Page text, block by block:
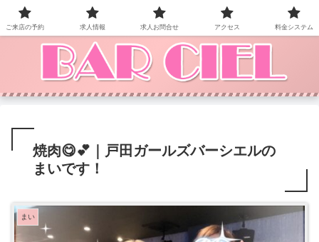
BAR CIEL！ご来店お待ちしています。
焼肉😋💕｜戸田ガールズバーシエルの
まいです！
まい
ご来店の予約 求人情報 求人お問合せ アクセス 料金システム